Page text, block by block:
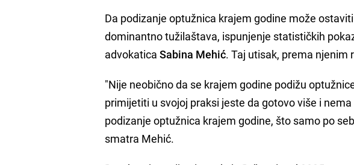
Da podizanje optužnica krajem godine može
dominantno tužilaštava, ispunjenje statističkih
advokaticaSabina Mehić. Taj utisak, prema njenim
"Nije neobično da se krajem godine podižu
primijetiti u svojoj praksi jeste da gotovo više i
podizanje optužnica krajem godine, što samo po
smatra Mehić.